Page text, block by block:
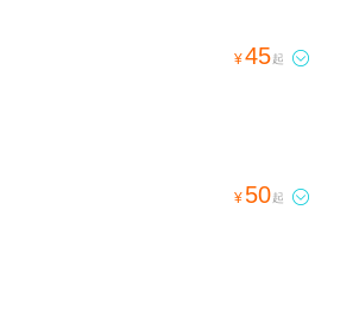
¥45起 
¥ 50起 